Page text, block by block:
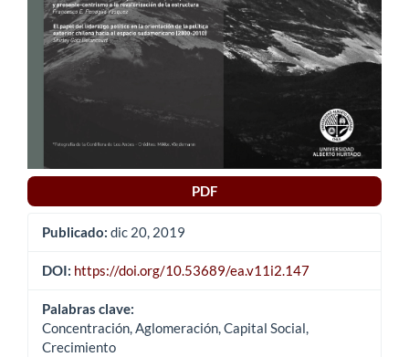
PDF
Publicado: dic 20, 2019
DOI: https://doi.org/10.53689/ea.v11i2.147
Palabras clave:
Concentración, Aglomeración, Capital Social,
Crecimiento